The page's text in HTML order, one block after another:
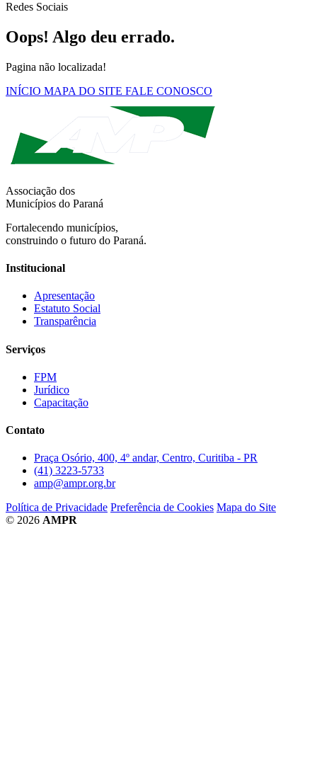
Redes Sociais
Oops! Algo deu errado.
Pagina não localizada!
INÍCIO MAPA DO SITE FALE CONOSCO
Associação dos
Municípios do Paraná
Fortalecendo municípios,
construindo o futuro do Paraná.
Institucional
Apresentação
Estatuto Social
Transparência
Serviços
FPM
Jurídico
Capacitação
Contato
Praça Osório, 400, 4º andar, Centro, Curitiba - PR
(41) 3223-5733
amp@ampr.org.br
Política de Privacidade Preferência de Cookies Mapa do Site
© 2026 AMPR